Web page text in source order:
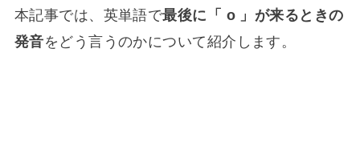
本記事では、英単語で最後に「 o 」が来るときの
発音をどう言うのかについて紹介します。